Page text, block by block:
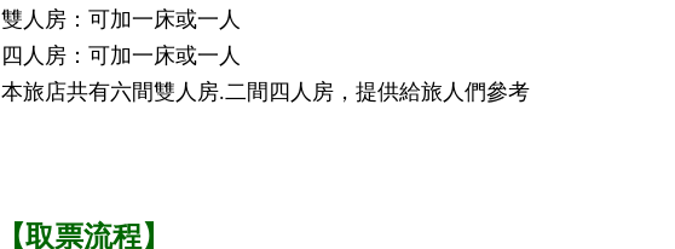
雙人房：可加一床或一人
四人房：可加一床或一人
本旅店共有六間雙人房.二間四人房，提供給旅人們參考
【取票流程】